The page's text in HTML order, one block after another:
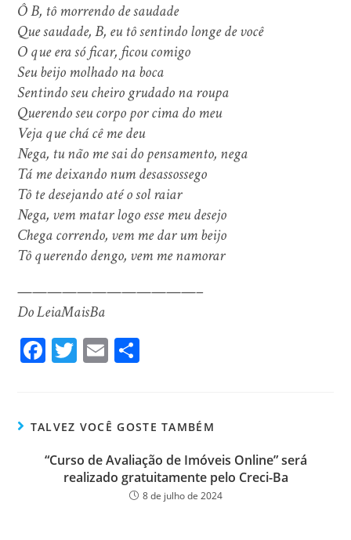
Ô B, tô morrendo de saudade
Que saudade, B, eu tô sentindo longe de você
O que era só ficar, ficou comigo
Seu beijo molhado na boca
Sentindo seu cheiro grudado na roupa
Querendo seu corpo por cima do meu
Veja que chá cê me deu
Nega, tu não me sai do pensamento, nega
Tá me deixando num desassossego
Tô te desejando até o sol raiar
Nega, vem matar logo esse meu desejo
Chega correndo, vem me dar um beijo
Tô querendo dengo, vem me namorar
————————————–
Do LeiaMaisBa
Fa
ok
T
er
E
TALVEZ VOCÊ GOSTE TAMBÉM
“Curso de Avaliação de Imóveis Online” será
realizado gratuitamente pelo Creci-Ba
8 de julho de 2024